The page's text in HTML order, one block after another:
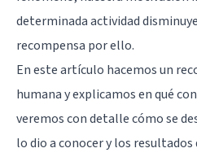
determinada actividad
recompensa por ello.
En este artículo hacemos un
humana y explicamos en qué
veremos con detalle cómo se
lo dio a conocer y los resultados